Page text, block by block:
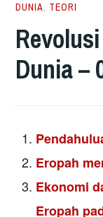
DUNIA, TEORI
Dunia –
Eropah
Ekonomi
Eropah